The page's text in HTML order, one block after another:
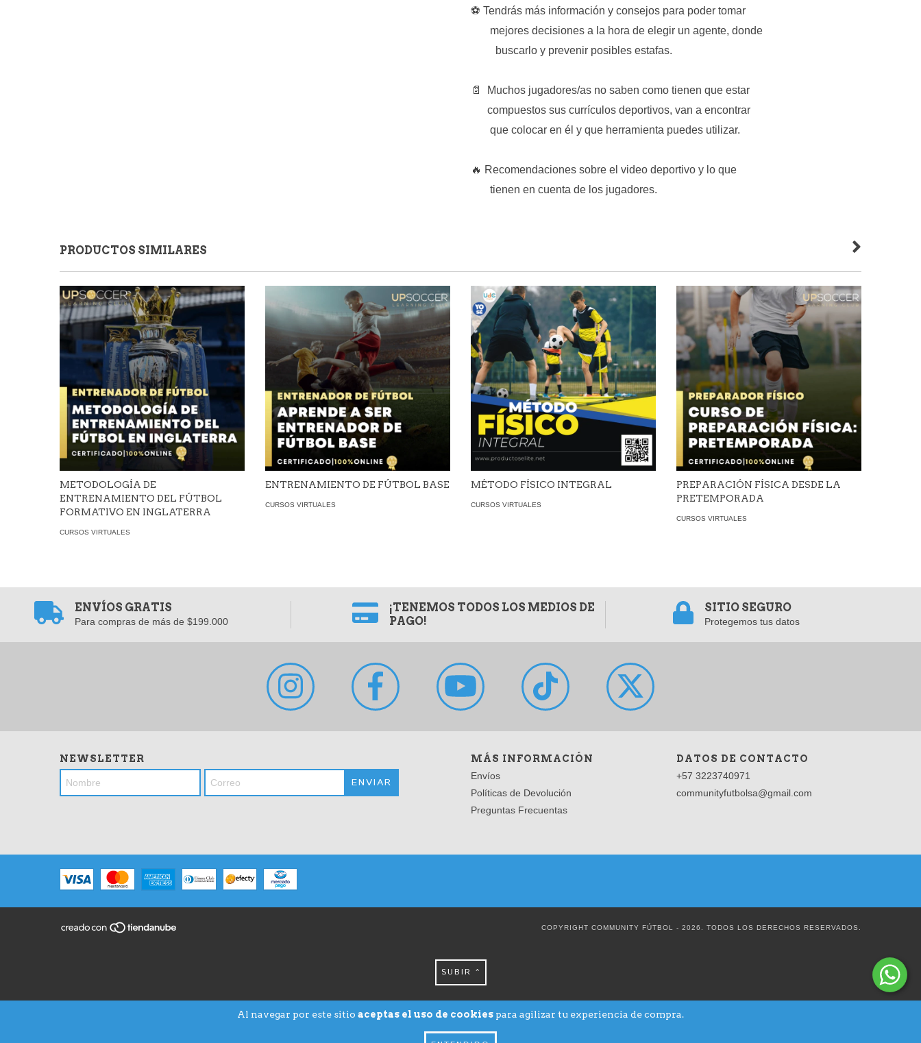
Al navegar por este sitio aceptas el uso de cookies para agilizar tu experiencia de compra.
⚽ Tendrás más información y consejos para poder tomar
mejores decisiones a la hora de elegir un agente, donde
buscarlo y prevenir posibles estafas.
📄 Muchos jugadores/as no saben como tienen que estar
compuestos sus currículos deportivos, van a encontrar
que colocar en él y que herramienta puedes utilizar.
🔥 Recomendaciones sobre el video deportivo y lo que
tienen en cuenta de los jugadores.
PRODUCTOS SIMILARES
METODOLOGÍA DE
ENTRENAMIENTO DEL FÚTBOL
FORMATIVO EN INGLATERRA
CURSOS VIRTUALES
ENTRENAMIENTO DE FÚTBOL BASE
CURSOS VIRTUALES
MÉTODO FÍSICO INTEGRAL
CURSOS VIRTUALES
PREPARACIÓN FÍSICA DESDE LA
PRETEMPORADA
CURSOS VIRTUALES
ENVÍOS GRATIS
Para compras de más de $199.000
¡TENEMOS TODOS LOS MEDIOS DE
PAGO!
SITIO SEGURO
Protegemos tus datos
NEWSLETTER
MÁS INFORMACIÓN
Envíos
Políticas de Devolución
Preguntas Frecuentas
DATOS DE CONTACTO
+57 3223740971
communityfutbolsa@gmail.com
COPYRIGHT COMMUNITY FÚTBOL - 2026. TODOS LOS DERECHOS RESERVADOS.
SUBIR ^